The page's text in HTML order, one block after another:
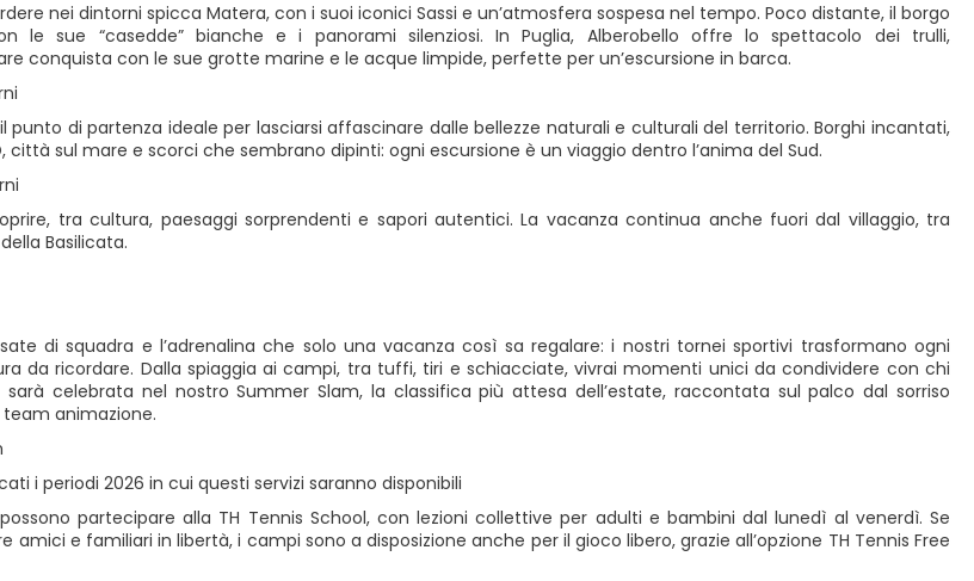
partecipare alla TH Tennis School, con lezioni collettive per adulti e bambini dal lunedì al venerdì. Se
amici e familiari in libertà, i campi sono a disposizione anche per il gioco libero, grazie all’opzione TH Tennis Free
i periodi 2026 in cui questi servizi saranno disponibili
di squadra e l’adrenalina che solo una vacanza così sa regalare: i nostri tornei sportivi trasformano ogni
da ricordare. Dalla spiaggia ai campi, tra tuffi, tiri e schiacciate, vivrai momenti unici da condividere con chi
sarà celebrata nel nostro Summer Slam, la classifica più attesa dell’estate, raccontata sul palco dal sorriso
animazione.
tra cultura, paesaggi sorprendenti e sapori autentici. La vacanza continua anche fuori dal villaggio, tra
Basilicata.
punto di partenza ideale per lasciarsi affascinare dalle bellezze naturali e culturali del territorio. Borghi incantati,
città sul mare e scorci che sembrano dipinti: ogni escursione è un viaggio dentro l’anima del Sud.
nei dintorni spicca Matera, con i suoi iconici Sassi e un’atmosfera sospesa nel tempo. Poco distante, il borgo
le sue “casedde” bianche e i panorami silenziosi. In Puglia, Alberobello offre lo spettacolo dei trulli,
conquista con le sue grotte marine e le acque limpide, perfette per un’escursione in barca.